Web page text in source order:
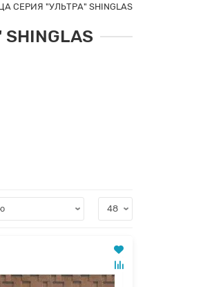
СЕРИЯ "УЛЬТРА" SHINGLAS